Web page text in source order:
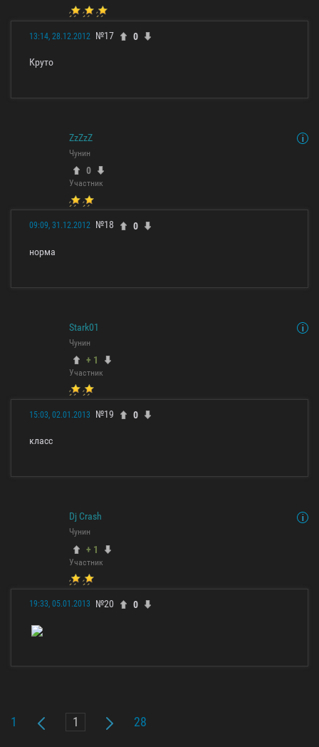
13:14, 28.12.2012 №17 0
Круто
ZzZzZ
Чунин
0
Участник
09:09, 31.12.2012 №18 0
норма
Stark01
Чунин
+ 1
Участник
15:03, 02.01.2013 №19 0
класс
Dj Crash
Чунин
+ 1
Участник
19:33, 05.01.2013 №20 0
1 28